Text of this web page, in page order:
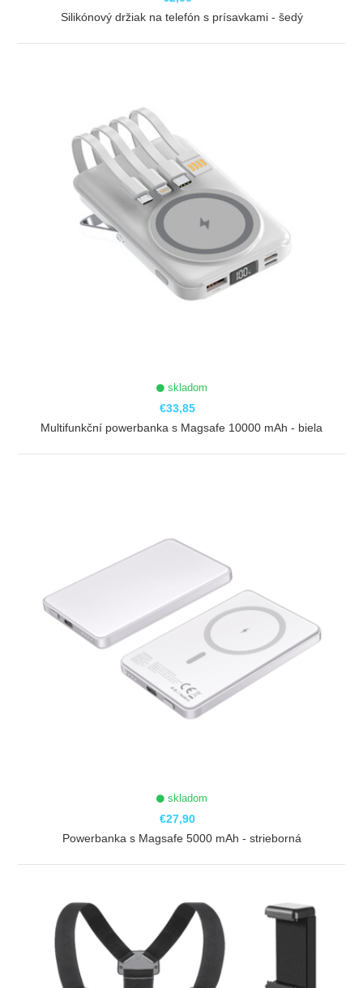
Silikónový držiak na telefón s prísavkami - šedý
skladom
€33,85
Multifunkční powerbanka s Magsafe 10000 mAh - biela
skladom
€27,90
Powerbanka s Magsafe 5000 mAh - strieborná